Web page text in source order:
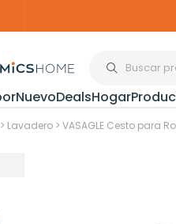
NuevoDealsHogar
> Lavadero > VASAGLE Cesto para